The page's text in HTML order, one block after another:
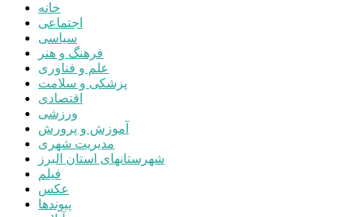
خانه
اجتماعی
سیاسی
فرهنگ و هنر
علم و فناوری
پزشکی و سلامت
اقتصادی
ورزشی
آموزش و پرورش
مدیریت شهری
شهرستانهای استان البرز
فیلم
عکس
پیوندها